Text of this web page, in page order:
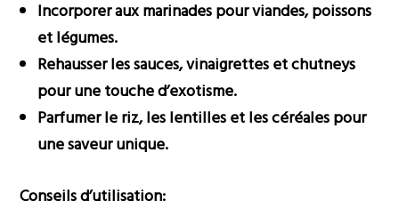
Incorporer aux marinades pour viandes, poissons
et légumes.
Rehausser les sauces, vinaigrettes et chutneys
pour une touche d’exotisme.
Parfumer le riz, les lentilles et les céréales pour
une saveur unique.
Conseils d’utilisation: